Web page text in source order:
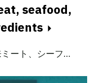
seafood,
ート、シーフ…